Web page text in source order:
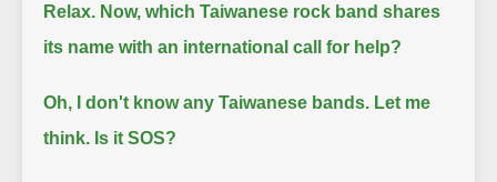
Relax. Now, which Taiwanese rock band shares
its name with an international call for help?
Oh, I don't know any Taiwanese bands. Let me
think. Is it SOS?